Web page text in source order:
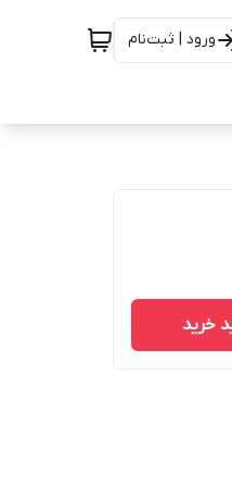
ورود | ثبت‌نام
خرید